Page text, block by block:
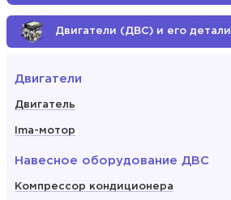
Двигатели (ДВС) и его детали
Двигатели
Двигатель
Ima-мотор
Навесное оборудование ДВС
Компрессор кондиционера